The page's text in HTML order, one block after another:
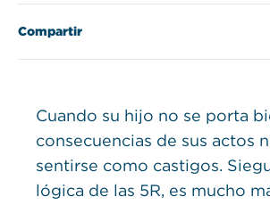
Compartir
Cuando su hijo no se porta
consecuencias de sus actos
sentirse como castigos.
lógica de las 5R, es mucho